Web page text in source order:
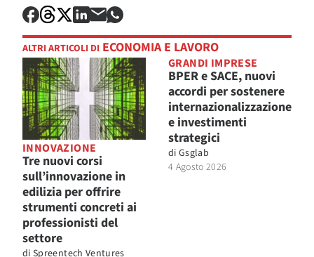
ALTRI ARTICOLI DI ECONOMIA E LAVORO
INNOVAZIONE
Tre nuovi corsi
sull’innovazione in
edilizia per offrire
strumenti concreti ai
professionisti del
settore
di Spreentech Ventures
GRANDI IMPRESE
BPER e SACE, nuovi
accordi per sostenere
internazionalizzazione
e investimenti
strategici
di Gsglab
4 Agosto 2026